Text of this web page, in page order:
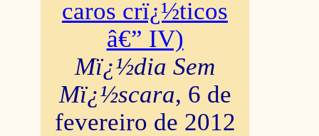
caros crï¿½ticos
â€” IV)
Mï¿½dia Sem
Mï¿½scara, 6 de
fevereiro de 2012